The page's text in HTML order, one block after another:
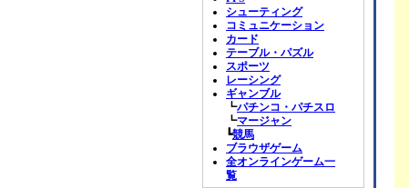
シューティング
コミュニケーション
カード
テーブル・パズル
スポーツ
レーシング
ギャンブル
┗パチンコ・パチスロ
┗マージャン
┗競馬
ブラウザゲーム
全オンラインゲーム一
覧